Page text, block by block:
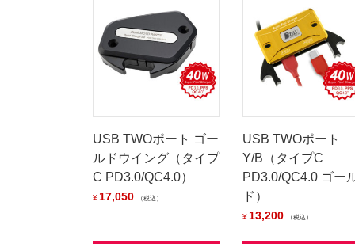
USB TWOポート ゴー
ルドウイング（タイプ
C PD3.0/QC4.0）
¥ 17,050 税込
USB TWOポート
Y/B（タイプC
PD3.0/QC4.0 ゴー
ド）
¥ 13,200 税込